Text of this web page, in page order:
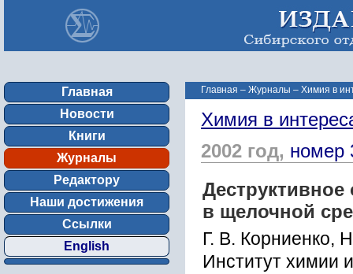
Главная
Новости
Книги
Журналы
Редактору
Наши достижения
Ссылки
English
Главная – Журналы – Химия в
Химия в
2002 год, номер
в щелочной
Г. В. Корниенко,
Институт химии